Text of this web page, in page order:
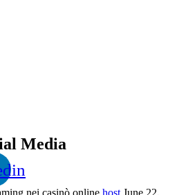
Media
nei casinò online host June 22,